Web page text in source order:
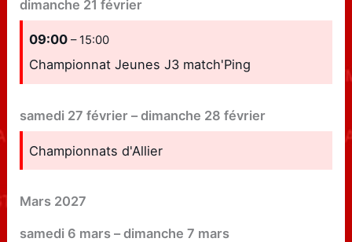
dimanche 21 février
09:00– 15:00
Championnat Jeunes J3 match'Ping
samedi 27 février –dimanche 28 février
Championnats d'Allier
Mars 2027
samedi 6 mars –dimanche 7 mars